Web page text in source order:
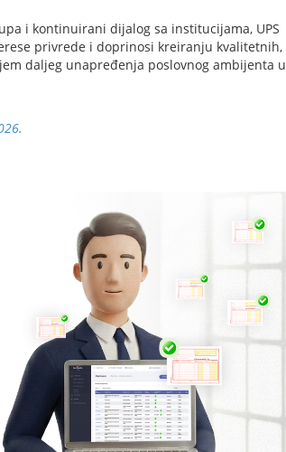
i kontinuirani dijalog sa institucijama, UPS
privrede i doprinosi kreiranju kvalitetnih,
daljeg unapređenja poslovnog ambijenta u